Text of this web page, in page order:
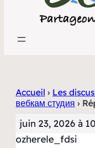
Accueil › Les
вебкам студия ›
juin 23, 2026 à
ozherele_fdsi